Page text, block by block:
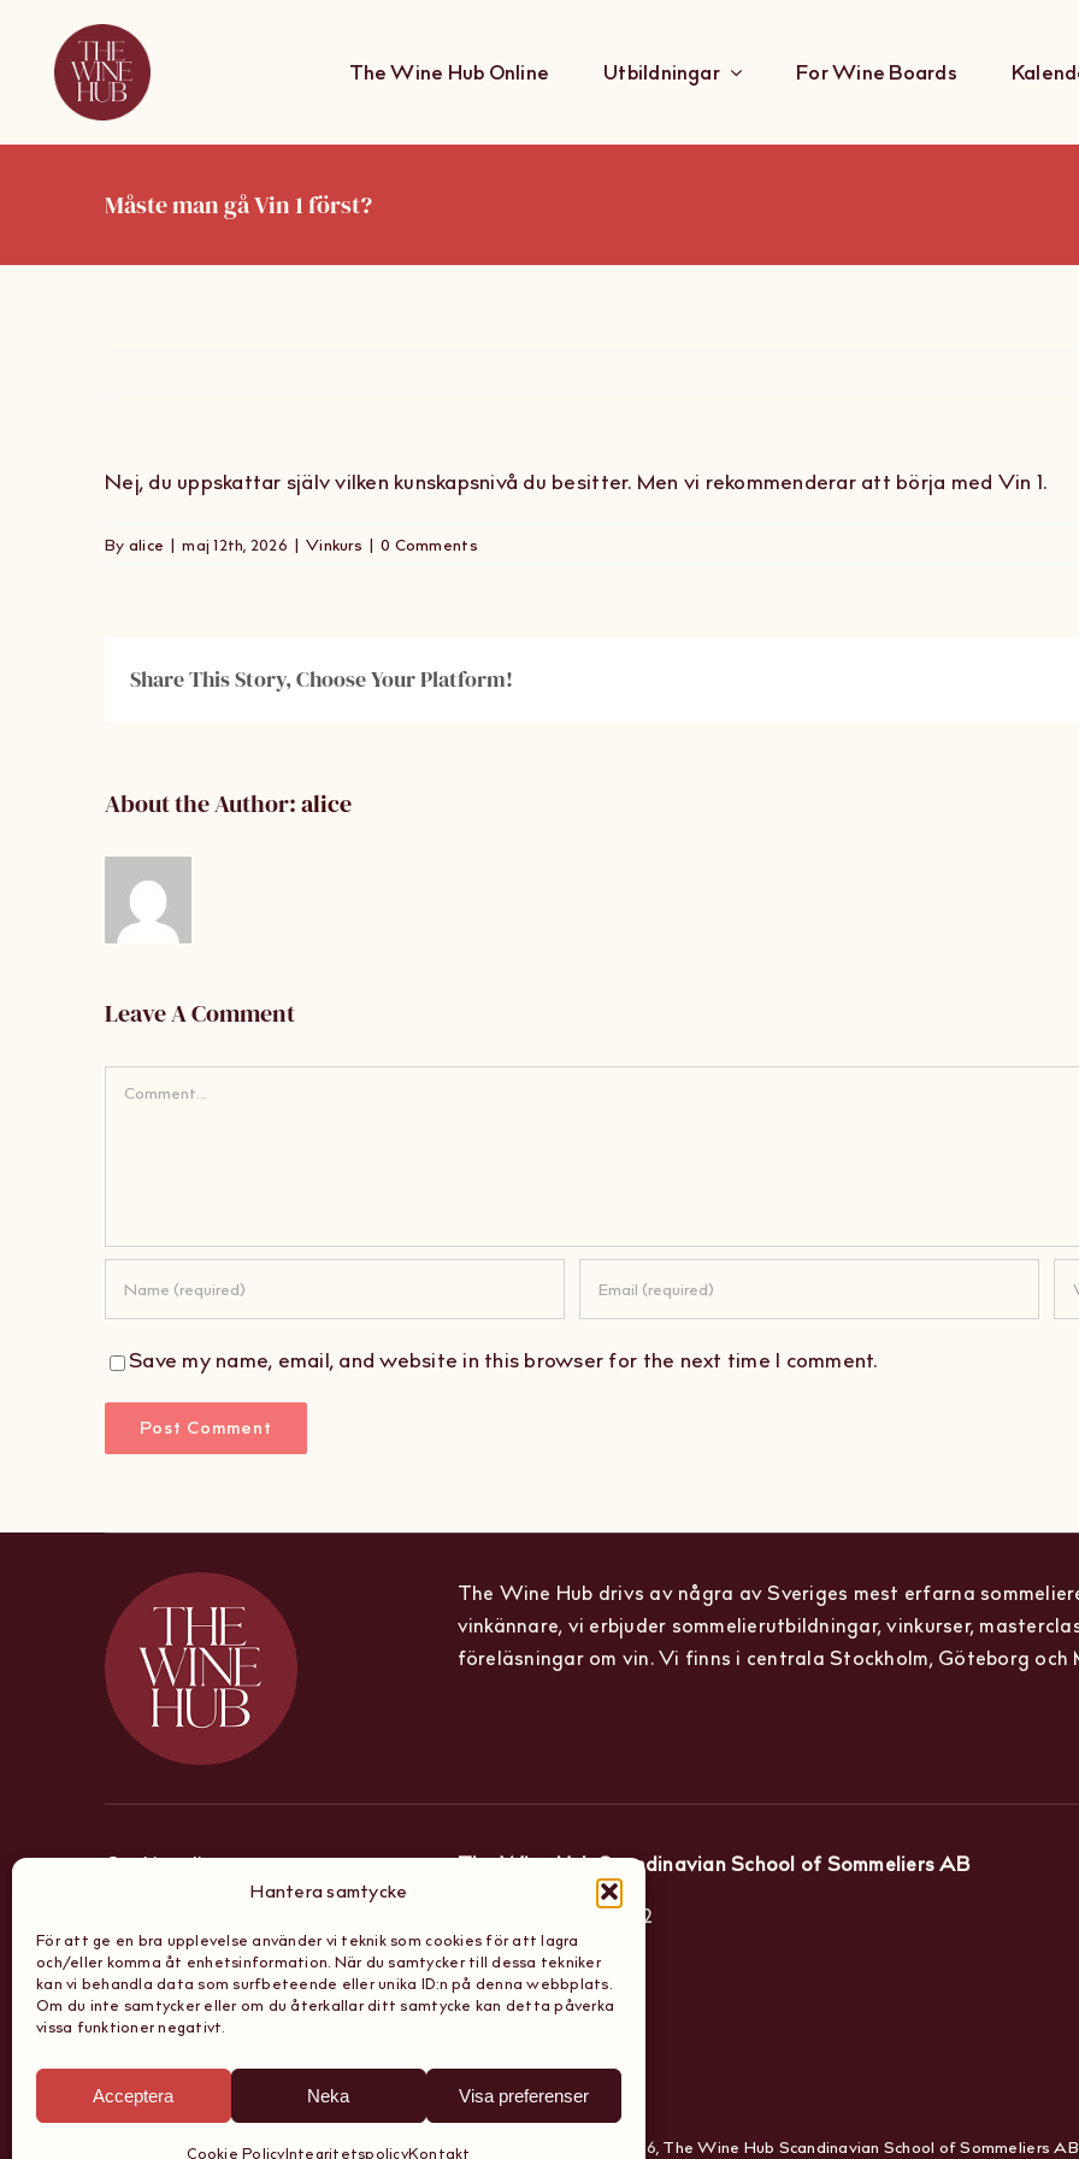
Hantera samtycke
För att ge en bra upplevelse använder vi teknik som cookies för att lagra
och/eller komma åt enhetsinformation. När du samtycker till dessa tekniker
kan vi behandla data som surfbeteende eller unika ID:n på denna webbplats.
Om du inte samtycker eller om du återkallar ditt samtycke kan detta påverka
vissa funktioner negativt.
Acceptera Neka Visa preferenser
Cookie PolicyIntegritetspolicyKontakt
content
The Wine Hub Online Utbildningar For Wine Boards
Måste man gå Vin 1 först?
Nej, du uppskattar själv vilken kunskapsnivå du besitter. Men vi rekommenderar att börja med Vin 1.
By alice | maj 12th, 2026 | Vinkurs | 0 Comments
Share This Story, Choose Your Platform!
About the Author:alice
Leave A Comment
Comment
Save my name, email, and website in this browser for the next time I comment.
The Wine Hub drivs av några av Sveriges mest erfarna
vinkännare, vi erbjuder sommelierutbildningar, vinkurser,
föreläsningar om vin. Vi finns i centrala Stockholm, Göteborg och
Cookiepolicy
Integritetspolicy
Boknings, anmälnings
& köpevillkor
The Wine Hub Scandinavian School of Sommeliers AB
Sibyllegatan 15, 11442
Stockholm
Copyright 2026, The Wine Hub Scandinavian School of Sommeliers AB